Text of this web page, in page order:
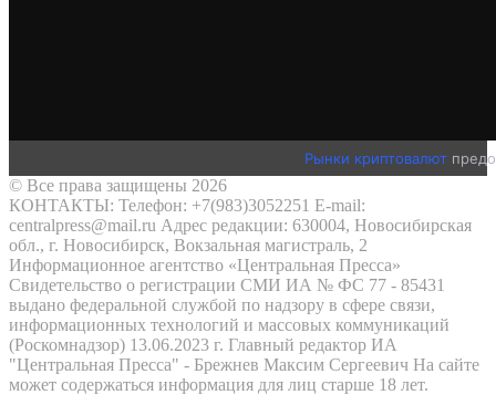
Рынки криптовалют
© Все права защищены 2026
КОНТАКТЫ: Телефон: +7(983)3052251 E-mail:
centralpress@mail.ru Адрес редакции: 630004, Новосибирская
обл., г. Новосибирск, Вокзальная магистраль, 2
Информационное агентство «Центральная Пресса»
Свидетельство о регистрации СМИ ИА № ФС 77 - 85431
выдано федеральной службой по надзору в сфере связи,
информационных технологий и массовых коммуникаций
(Роскомнадзор) 13.06.2023 г. Главный редактор ИА
"Центральная Пресса" - Брежнев Максим Сергеевич На сайте
может содержаться информация для лиц старше 18 лет.